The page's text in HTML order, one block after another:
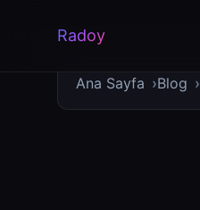
Radoy
Ana Sayfa Blog